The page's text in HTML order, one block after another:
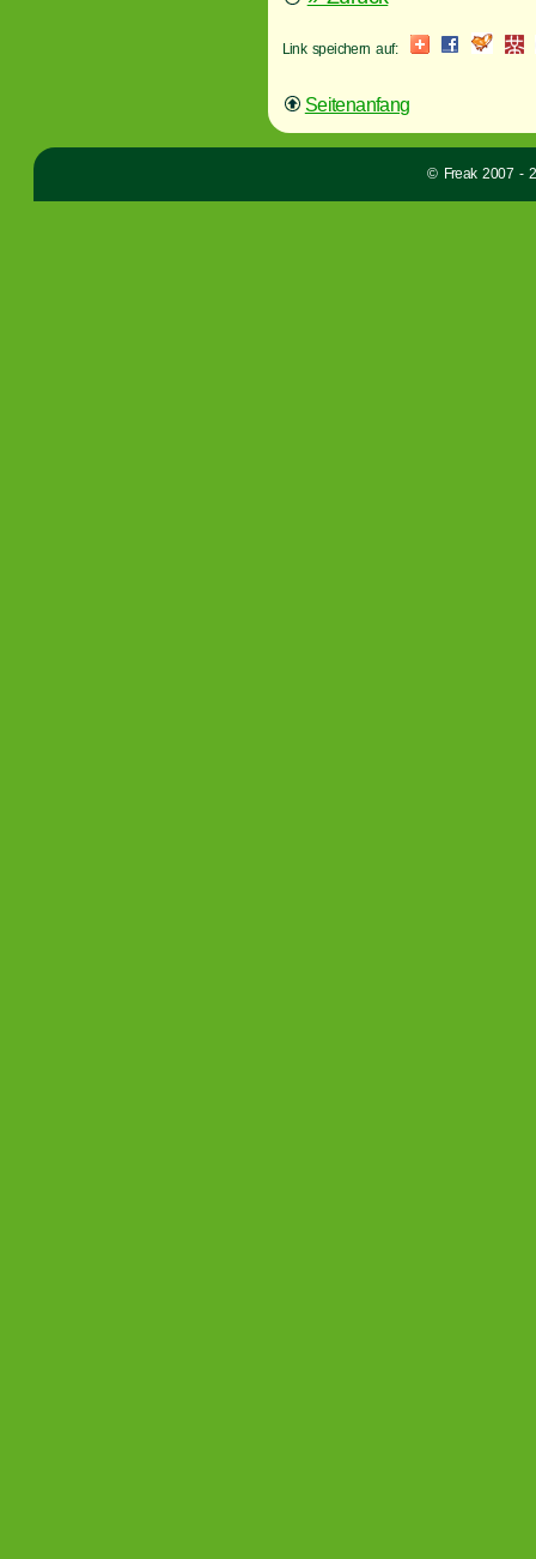
Link speichern auf:
Seitenanfang
© Freak 2007 -